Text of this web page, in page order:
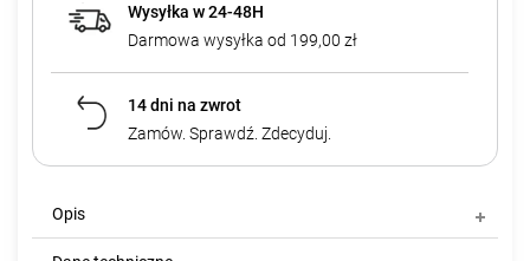
Wysyłka w 24-48H
Darmowa wysyłka od 199,00 zł
14 dni na zwrot
Zamów. Sprawdź. Zdecyduj.
Opis